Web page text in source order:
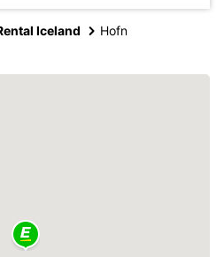
Iceland Hofn